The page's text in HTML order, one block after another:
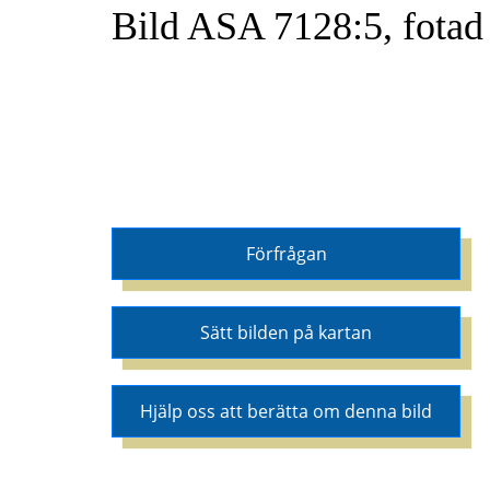
Bild ASA 7128:5,
Förfrågan
Sätt bilden på kartan
Hjälp oss att berätta om denna bild